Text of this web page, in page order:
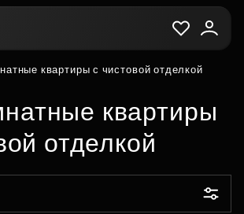
квартиры с чистовой отделкой
квартиры
отделкой